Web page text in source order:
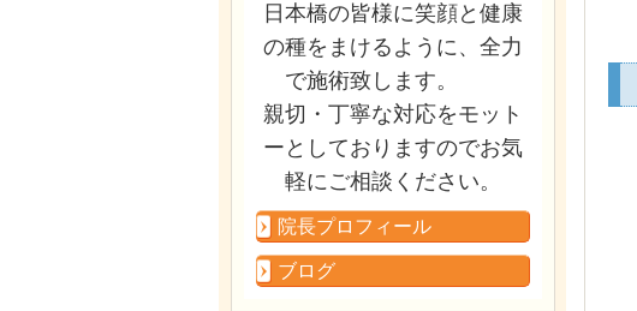
日本橋の皆様に笑顔と健康
の種をまけるように、全力
で施術致します。
親切・丁寧な対応をモット
ーとしておりますのでお気
軽にご相談ください。
院長プロフィール
ブログ